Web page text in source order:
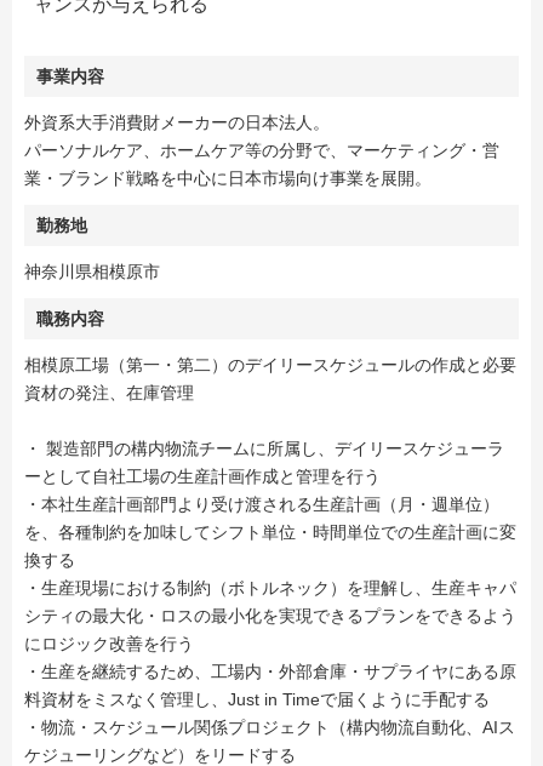
ャンスが与えられる
事業内容
外資系大手消費財メーカーの日本法人。
パーソナルケア、ホームケア等の分野で、マーケティング・営
業・ブランド戦略を中心に日本市場向け事業を展開。
勤務地
神奈川県相模原市
職務内容
相模原工場（第一・第二）のデイリースケジュールの作成と必要
資材の発注、在庫管理
・ 製造部門の構内物流チームに所属し、デイリースケジューラ
ーとして自社工場の生産計画作成と管理を行う
・本社生産計画部門より受け渡される生産計画（月・週単位）
を、各種制約を加味してシフト単位・時間単位での生産計画に変
換する
・生産現場における制約（ボトルネック）を理解し、生産キャパ
シティの最大化・ロスの最小化を実現できるプランをできるよう
にロジック改善を行う
・生産を継続するため、工場内・外部倉庫・サプライヤにある原
料資材をミスなく管理し、Just in Timeで届くように手配する
・物流・スケジュール関係プロジェクト（構内物流自動化、AIス
ケジューリングなど）をリードする